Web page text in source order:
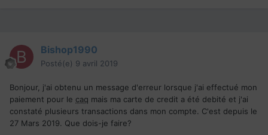
Bishop1990
Posté(e) 9 avril 2019
Bonjour, j'ai obtenu un message d'erreur lorsque j'ai effectué mon
paiement pour le caq mais ma carte de credit a été debité et j'ai
constaté plusieurs transactions dans mon compte. C'est depuis le
27 Mars 2019. Que dois-je faire?